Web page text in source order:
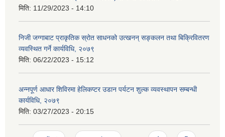
मिति: 11/29/2023 - 14:10
निजी जग्गाबाट प्राकृतिक स्रोत साधनको उत्खनन् सङ्कलन तथा बिक्रिवितरण
व्यवस्थित गर्ने कार्यविधि, २०७९
मिति: 06/22/2023 - 15:12
अन्नपूर्ण आधार शिविरमा हेलिकप्टर उडान पर्यटन शुल्क व्यवस्थापन सम्बन्धी
कार्यविधि, २०७९
मिति: 03/27/2023 - 20:15